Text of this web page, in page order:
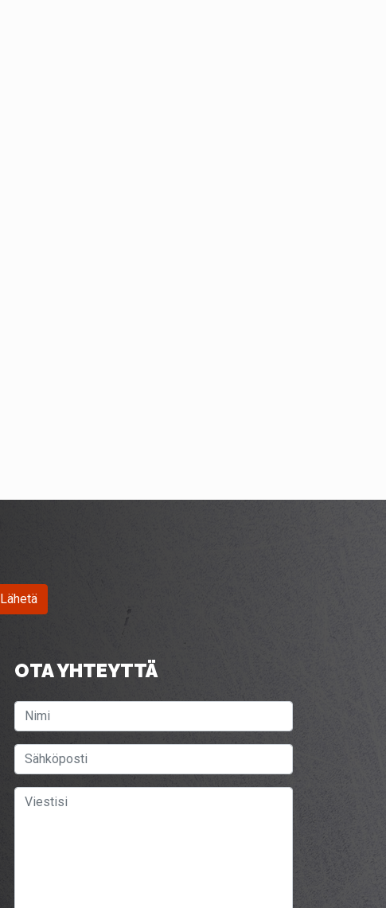
Lähetä
OTA YHTEYTTÄ